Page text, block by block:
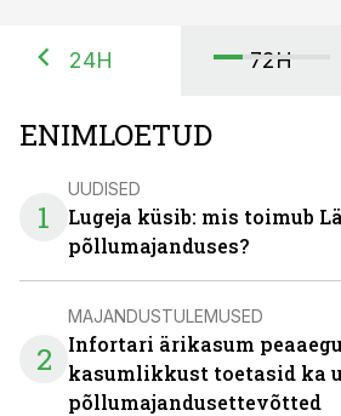
24H 72H
ENIMLOETUD
1
UUDISED
Lugeja küsib: mis toimub
põllumajanduses?
2
MAJANDUSTULEMUSED
Infortari ärikasum
kasumlikkust toetasid ka
põllumajandusettevõtted